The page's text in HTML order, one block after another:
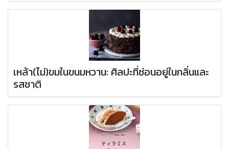
เหล้า(ไม่)ขมในขนมหวาน: ศิลปะที่ซ่อนอยู่ในกลิ่นและ
รสชาติ